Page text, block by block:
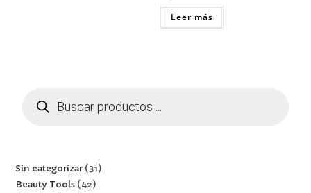
Leer más
Sin categorizar 31
Beauty Tools 42